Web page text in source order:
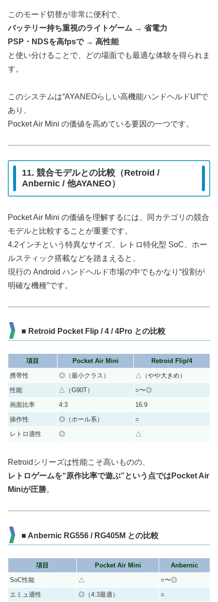
このモード切替が非常に便利で、
バッテリー持ち重視のライトゲーム → 省電力
PSP・NDSを高fpsで → 高性能
と使い分けることで、どの場面でも最適な体験を得られま
す。
このシステムは“AYANEOらしい高機能ハンドヘルドUI”で
あり、
Pocket Air Mini の価値を高めている要因の一つです。
11. 競合モデルとの比較（Retroid /
Anbernic / 他AYANEO）
Pocket Air Mini の価値を理解するには、同カテゴリの競合
モデルと比較することが重要です。
4.2インチという特異なサイズ、レトロ特化型 SoC、ホー
ルスティック搭載などを踏まえると、
現行の Android ハンドヘルド市場の中でもかなり“役割が
明確な機種”です。
■ Retroid Pocket Flip / 4 / 4Pro との比較
項目 Pocket Air Mini
Retroid Flip/4
携帯性
◎（最小クラス）
△（やや大きめ）
性能
△（G90T）
○〜◎
画面比率
4:3
16:9
操作性
◎（ホール系）
○
レトロ適性
◎ △
Retroidシリーズは性能こそ高いものの、
レトロゲームを“原作比率で遊ぶ”という点ではPocket Air
Miniが圧勝。
■ Anbernic RG556 / RG405M との比較
項目 Pocket Air Mini
Anbernic
SoC性能
△
○〜◎
エミュ適性
◎（4:3最適）
○